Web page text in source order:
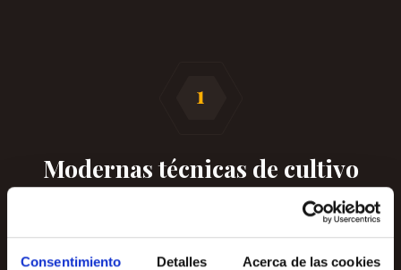
Consentimiento Detalles Acerca de las cookies
Modernas técnicas de cultivo
aseguran las producciones de